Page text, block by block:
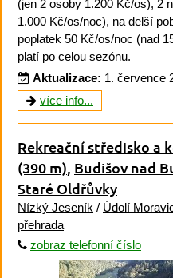
(jen 2 osoby 1.200 Kč/os), 2
1.000 Kč/os/noc), na delší
poplatek 50 Kč/os/noc (nad
platí po celou sezónu.
Aktualizace: 1. července
více info...
Rekreační středisko a
(390 m), Budišov nad
Staré Oldřůvky
Nízký Jeseník / Údolí
přehrada
zobraz telefonní číslo